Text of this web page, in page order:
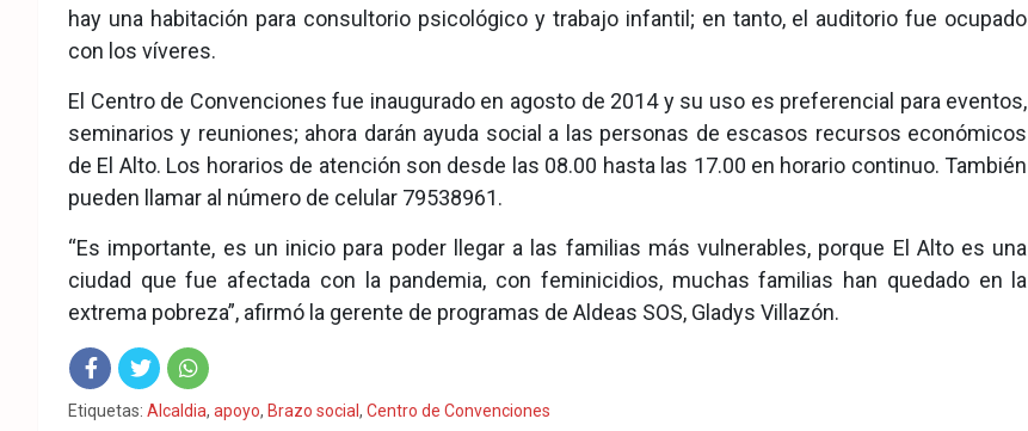
hay una habitación para consultorio psicológico y trabajo infantil; en tanto, el auditorio fue ocupado
con los víveres.
El Centro de Convenciones fue inaugurado en agosto de 2014 y su uso es preferencial para eventos,
seminarios y reuniones; ahora darán ayuda social a las personas de escasos recursos económicos
de El Alto. Los horarios de atención son desde las 08.00 hasta las 17.00 en horario continuo. También
pueden llamar al número de celular 79538961.
“Es importante, es un inicio para poder llegar a las familias más vulnerables, porque El Alto es una
ciudad que fue afectada con la pandemia, con feminicidios, muchas familias han quedado en la
extrema pobreza”, afirmó la gerente de programas de Aldeas SOS, Gladys Villazón.
Fac Twit Wha
Etiquetas: Alcaldia, apoyo, Brazo social , Centro de Convenciones